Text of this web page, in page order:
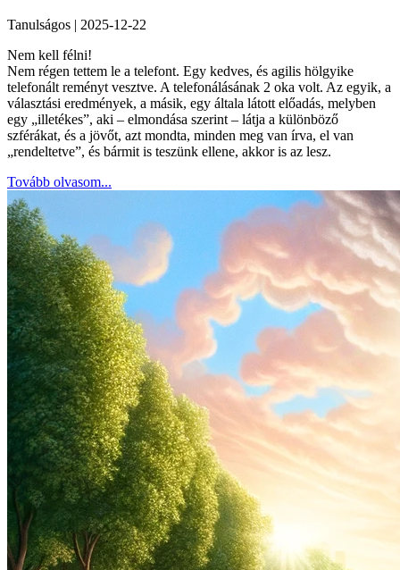
Tanulságos | 2025-12-22
Nem kell félni!
Nem régen tettem le a telefont. Egy kedves, és agilis hölgyike
telefonált reményt vesztve. A telefonálásának 2 oka volt. Az egyik, a
választási eredmények, a másik, egy általa látott előadás, melyben
egy „illetékes”, aki – elmondása szerint – látja a különböző
szférákat, és a jövőt, azt mondta, minden meg van írva, el van
„rendeltetve”, és bármit is teszünk ellene, akkor is az lesz.
Tovább olvasom...